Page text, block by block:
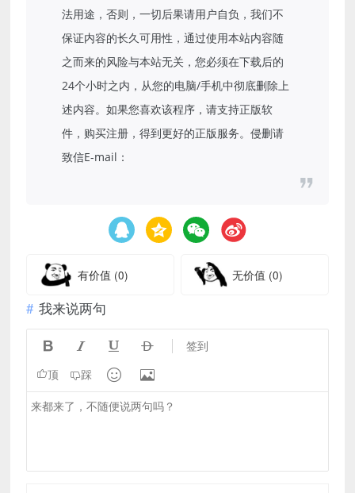
法用途，否则，一切后果请用户自负，我们不
保证内容的长久可用性，通过使用本站内容随
之而来的风险与本站无关，您必须在下载后的
24个小时之内，从您的电脑/手机中彻底删除上
述内容。如果您喜欢该程序，请支持正版软
件，购买注册，得到更好的正版服务。侵删请
致信E-mail：
有价值 (0) 无价值 (0)
我来说两句
    签到
顶 踩  